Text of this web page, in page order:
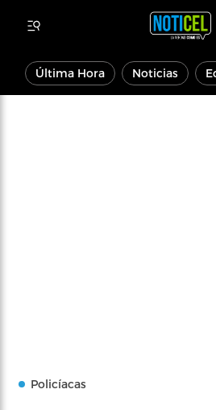
Última Hora Noticias
Policíacas